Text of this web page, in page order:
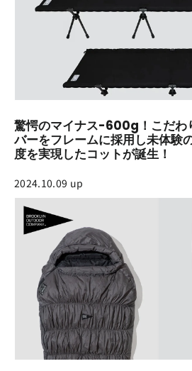
驚愕のマイナス-600g！こだわ
バーをフレームに採用し未体
度を実現したコットが誕生！
2024.10.09 up